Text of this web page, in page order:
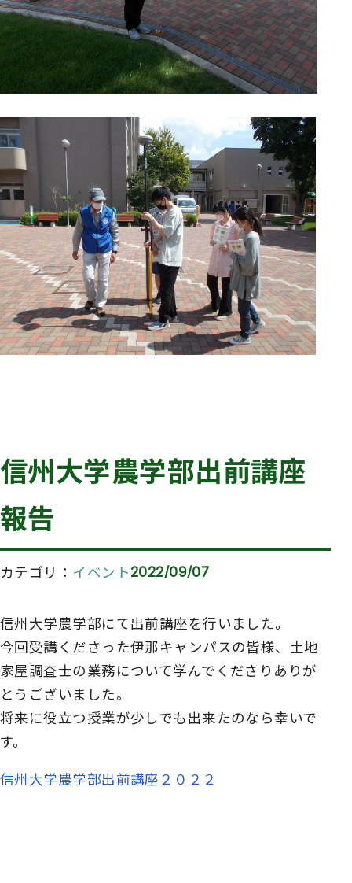
信州大学農学部出前講座
報告
カテゴリ イベント2022/09/07
信州大学農学部にて出前講座を行いました。
今回受講くださった伊那キャンパスの皆様、土地
家屋調査士の業務について学んでくださりありが
とうございました。
将来に役立つ授業が少しでも出来たのなら幸いで
す。
信州大学農学部出前講座２０２２